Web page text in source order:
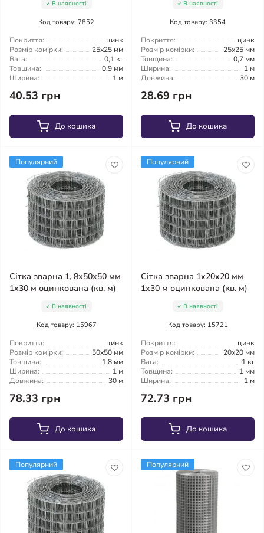
В наявності
Код товару: 7852
Покриття:
цинк
Розмір комірки:
25x25 мм
Вага:
0,1 кг
Товщина:
0,9 мм
Ширина:
1 м
40.53 грн
До кошика
В наявності
Код товару: 3354
Покриття:
цинк
Розмір комірки:
25x25 мм
Товщина:
0,7 мм
Ширина:
1 м
Довжина:
30 м
28.69 грн
До кошика
Популярний
Сітка зварна 1, 8x50x50 мм
1x30 м оцинкована (кв. м)
В наявності
Код товару: 15967
Покриття:
цинк
Розмір комірки:
50x50 мм
Товщина:
1,8 мм
Ширина:
1 м
Довжина:
30 м
78.33 грн
До кошика
Популярний
Сітка зварна 1x20x20 мм
1x30 м оцинкована (кв. м)
В наявності
Код товару: 15721
Покриття:
цинк
Розмір комірки:
20x20 мм
Вага:
1 кг
Товщина:
1 мм
Ширина:
1 м
72.73 грн
До кошика
Популярний Популярний